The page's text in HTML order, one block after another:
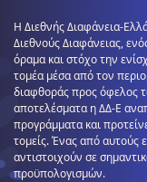
Η Διεθνής Διαφάνεια-
Διεθνούς Διαφάνειας,
όραμα και στόχο την
τομέα μέσα από τον
διαφθοράς προς όφελος
αποτελέσματα η ΔΔ-Ε
προγράμματα και
τομείς. Ένας από αυτούς
αντιστοιχούν σε
προϋπολογισμών.